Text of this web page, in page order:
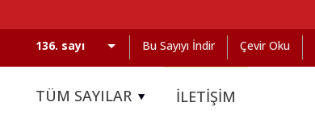
Bu Sayıyı İndir Çevir Oku
TÜM SAYILAR İLETİŞİM